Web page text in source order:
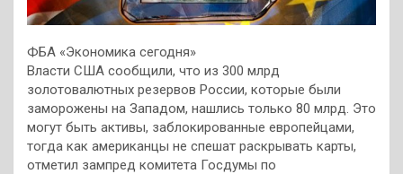
ФБА «Экономика сегодня»
Власти США сообщили, что из 300 млрд
золотовалютных резервов России, которые были
заморожены на Западом, нашлись только 80 млрд. Это
могут быть активы, заблокированные европейцами,
тогда как американцы не спешат раскрывать карты,
отметил зампред комитета Госдумы по